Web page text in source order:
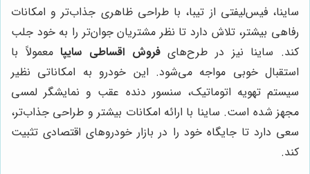
ساینا، فیس‌لیفتی از تیبا، با طراحی ظاهری جذاب‌تر و امکانات
رفاهی بیشتر، تلاش دارد تا نظر مشتریان جوان‌تر را به خود جلب
کند. ساینا نیز در طرح‌هایفروش اقساطی سایپامعمولاً با
استقبال خوبی مواجه می‌شود. این خودرو به امکاناتی نظیر
سیستم تهویه اتوماتیک، سنسور دنده عقب و نمایشگر لمسی
مجهز شده است. ساینا با ارائه امکانات بیشتر و طراحی جذاب‌تر،
سعی دارد تا جایگاه خود را در بازار خودروهای اقتصادی تثبیت
کند.